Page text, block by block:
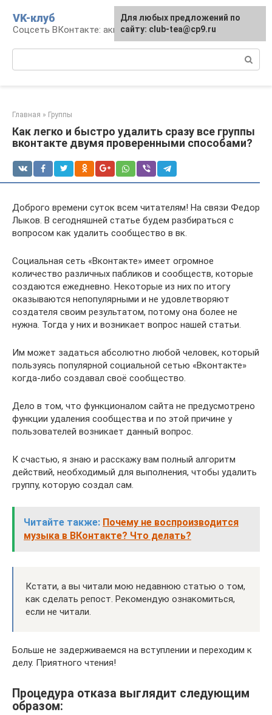
контенту
VK-клуб
Соцсеть ВКонтакте: аккаунт, общение, досуг
Главная » Группы
Как легко и быстро удалить сразу все группы
вконтакте двумя проверенными способами?
Доброго времени суток всем читателям! На связи Федор
Лыков. В сегодняшней статье будем разбираться с
вопросом как удалить сообщество в вк.
Социальная сеть «Вконтакте» имеет огромное
количество различных пабликов и сообществ, которые
создаются ежедневно. Некоторые из них по итогу
оказываются непопулярными и не удовлетворяют
создателя своим результатом, потому она более не
нужна. Тогда у них и возникает вопрос нашей статьи.
Им может задаться абсолютно любой человек, который
пользуясь популярной социальной сетью «Вконтакте»
когда-либо создавал своё сообщество.
Дело в том, что функционалом сайта не предусмотрено
функции удаления сообщества и по этой причине у
пользователей возникает данный вопрос.
К счастью, я знаю и расскажу вам полный алгоритм
действий, необходимый для выполнения, чтобы удалить
группу, которую создал сам.
Читайте также: Почему не воспроизводится
музыка в ВКонтакте? Что делать?
Кстати, а вы читали мою недавнюю статью о том,
как сделать репост. Рекомендую ознакомиться,
если не читали.
Больше не задерживаемся на вступлении и переходим к
делу. Приятного чтения!
Процедура отказа выглядит следующим
образом:
Для любых предложений по
сайту: club-tea@cp9.ru